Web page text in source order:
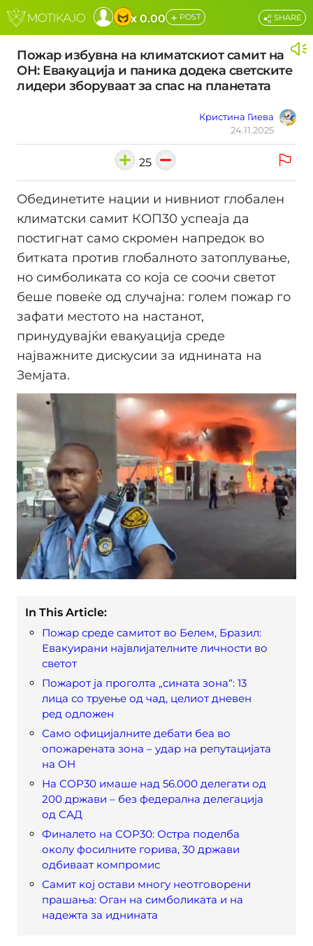
x 0.00 + POST
Пожар избувна на климатскиот самит на
ОН: Евакуација и паника додека светските
лидери зборуваат за спас на планетата
Кристина Гиева
24.11.2025
SHARE
25
Обединетите нации и нивниот глобален
климатски самит КОП30 успеаја да
постигнат само скромен напредок во
битката против глобалното затоплување,
но симболиката со која се соочи светот
беше повеќе од случајна: голем пожар го
зафати местото на настанот,
принудувајќи евакуација среде
најважните дискусии за иднината на
Земјата.
In This Article:
Пожар среде самитот во Белем, Бразил:
Евакуирани највлијателните личности во
светот
Пожарот ја проголта „сината зона“: 13
лица со труење од чад, целиот дневен
ред одложен
Само официјалните дебати беа во
опожарената зона – удар на репутацијата
на ОН
На COP30 имаше над 56.000 делегати од
200 држави – без федерална делегација
од САД
Финалето на COP30: Остра поделба
околу фосилните горива, 30 држави
одбиваат компромис
Самит кој остави многу неотговорени
прашања: Оган на симболиката и на
надежта за иднината